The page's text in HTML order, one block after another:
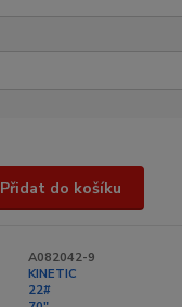
Přidat do košíku
A082042-9
KINETIC
22#